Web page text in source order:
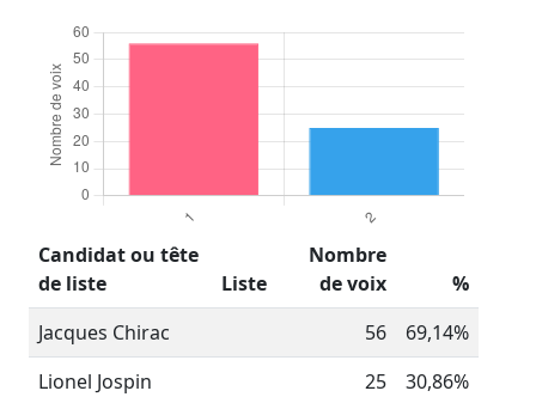
Candidat ou tête
de liste
Liste
Nombre
de voix
%
Jacques Chirac
56
69,14%
Lionel Jospin
25 30,86%